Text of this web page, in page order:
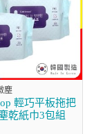
塵
輕巧平板拖把
乾紙巾3包組